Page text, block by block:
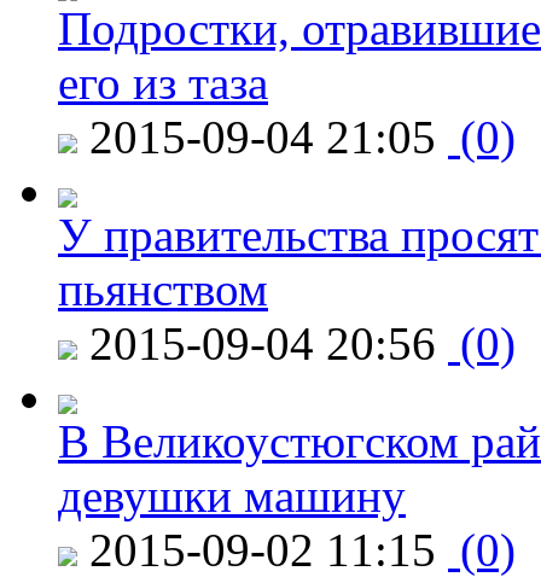
Подростки,
его из таза
2015-09-04 21:05 (0)
У правительства
пьянством
2015-09-04 20:56 (0)
В Великоустюгском
девушки машину
2015-09-02 11:15 (0)